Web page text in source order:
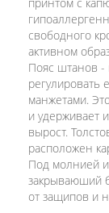
свободного
активном
Пояс штанов -
манжетами.
и удерживает
вырост.
расположен
Под молнией
закрываюший
от защипов и